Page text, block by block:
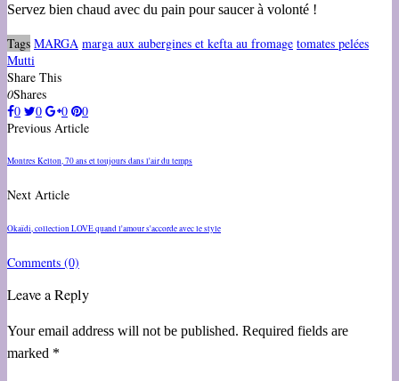
Servez bien chaud avec du pain pour saucer à volonté !
Tags MARGA marga aux aubergines et kefta au fromage tomates pelées
Mutti
Share This
0Shares
0
0 0
0
Previous Article
Montres Kelton, 70 ans et toujours dans l'air du temps
Next Article
Okaïdi, collection LOVE quand l'amour s'accorde avec le style
Comments (0)
Leave a Reply
Your email address will not be published. Required fields are
marked *